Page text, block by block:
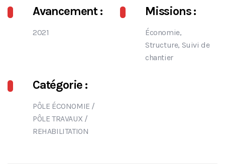
Avancement :
2021
Missions :
Économie,
Structure, Suivi de
chantier
Catégorie :
PÔLE ÉCONOMIE /
PÔLE TRAVAUX /
REHABILITATION